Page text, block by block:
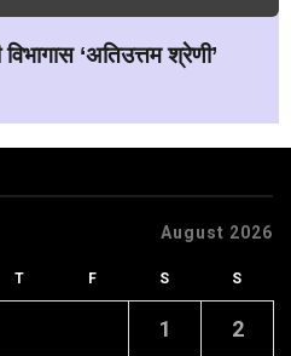
विभागास ‘अतिउत्तम श्रेणी’
August 2026
T F S S
1 2